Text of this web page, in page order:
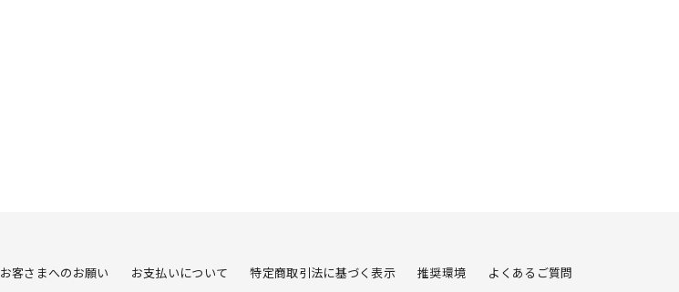
お客さまへのお願い お支払いについて 特定商取引法に基づく表示 推奨環境 よくあるご質問